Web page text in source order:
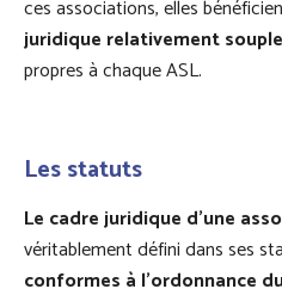
ces associations, elles
juridique relativement souple
propres à chaque ASL.
Les statuts
Le cadre juridique d’une
véritablement défini dans ses
conformes à l’ordonnance